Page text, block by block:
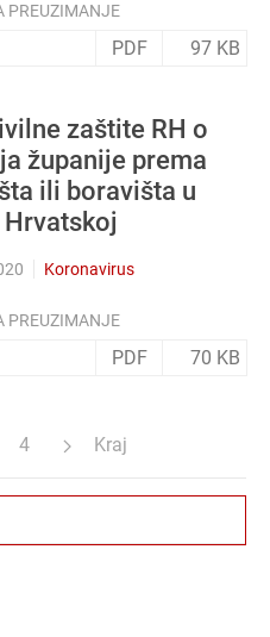
PREUZIMANJE
PDF 97 KB
zaštite RH o
županije prema
ili boravišta u
Koronavirus
PREUZIMANJE
PDF 70 KB
4 Kraj